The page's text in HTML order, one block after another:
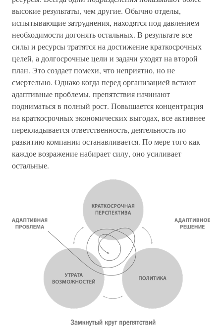
высокие результаты, чем другие. Обычно отделы,
испытывающие затруднения, находятся под давлением
необходимости догонять остальных. В результате все
силы и ресурсы тратятся на достижение краткосрочных
целей, а долгосрочные цели и задачи уходят на второй
план. Это создает помехи, что неприятно, но не
смертельно. Однако когда перед организацией встают
адаптивные проблемы, препятствия начинают
подниматься в полный рост. Повышается концентрация
на краткосрочных экономических выгодах, все активнее
перекладывается ответственность, деятельность по
развитию компании останавливается. По мере того как
каждое возражение набирает силу, оно усиливает
остальные.